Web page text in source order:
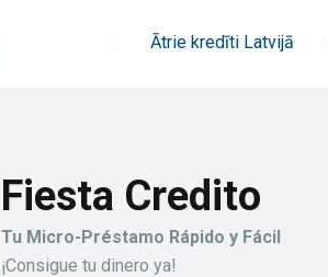
Ātrie kredīti Latvijā
Fiesta Credito
Tu Micro-Préstamo Rápido y Fácil
¡Consigue tu dinero ya!